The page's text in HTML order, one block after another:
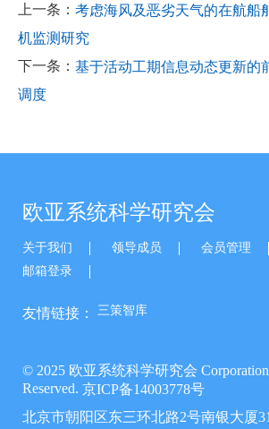
上一条： 考虑海风及恶劣天气的在航船
机监测研究
下一条： 基于活动工期信息动态更新的
调度
欧亚系统科学研究会
关于我们 领导成员 会员管理
邮箱登录
友情链接： 三策智库
© 2025 欧亚系统科学研究会
Reserved. 京ICP备14003778号
北京市朝阳区东三环北路2号南银大厦